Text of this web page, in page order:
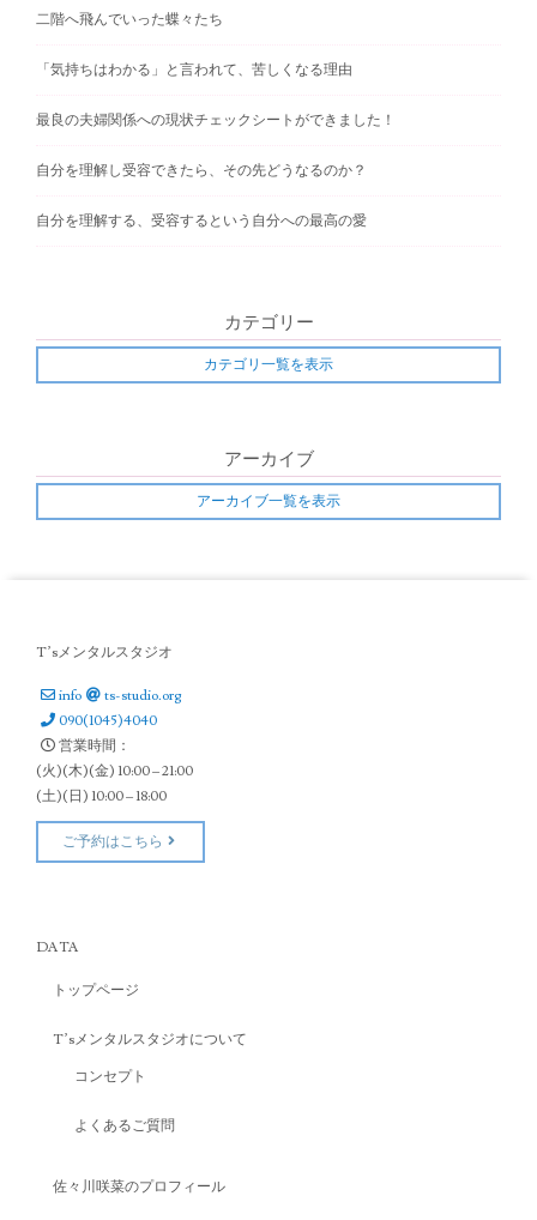
n
i
g
a
二階へ飛んでいった蝶々たち
「気持ちはわかる」と言われて、苦しくなる理由
最良の夫婦関係への現状チェックシートができました！
自分を理解し受容できたら、その先どうなるのか？
自分を理解する、受容するという自分への最高の愛
カテゴリー
カテゴリ一覧を表示
アーカイブ
アーカイブ一覧を表示
T’sメンタルスタジオ
info
ts-studio.org
090(1045)4040
営業時間：
(火)(木)(金) 10:00 – 21:00
(土)(日) 10:00 – 18:00
ご予約はこちら
DATA
トップページ
T’sメンタルスタジオについて
コンセプト
よくあるご質問
佐々川咲菜のプロフィール